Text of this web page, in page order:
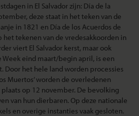
in El Salvador zijn: Día de la
deze staat in het teken van de
in 1821 en Día de los Acuerdos de
het tekenen van de vredesakkoorden in
viert El Salvador kerst, maar ook
Week eind maart/begin april, is een
Door het hele land worden processies
Muertos’ worden de overledenen
op 12 november. De bevolking
van hun dierbaren. Op deze nationale
en overige instanties vaak gesloten.